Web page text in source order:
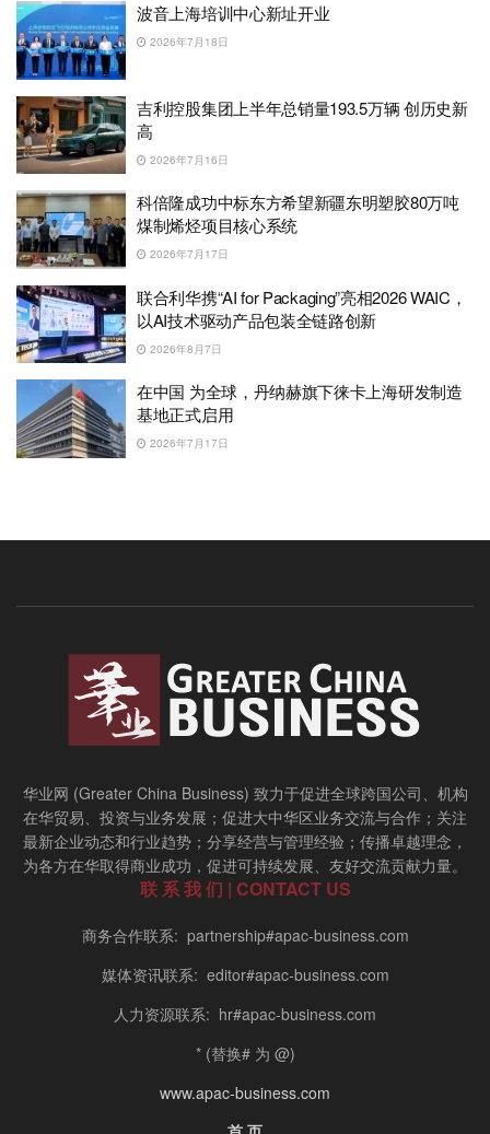
波音上海培训中心新址开业
2026年7月18日
吉利控股集团上半年总销量193.5万辆 创历史新
高
2026年7月16日
科倍隆成功中标东方希望新疆东明塑胶80万吨
煤制烯烃项目核心系统
2026年7月17日
联合利华携“AI for Packaging”亮相2026 WAIC，
以AI技术驱动产品包装全链路创新
2026年8月7日
在中国 为全球，丹纳赫旗下徕卡上海研发制造
基地正式启用
2026年7月17日
华业网 (Greater China Business) 致力于促进全球跨国公司、机构
在华贸易、投资与业务发展；促进大中华区业务交流与合作；关注
最新企业动态和行业趋势；分享经营与管理经验；传播卓越理念，
为各方在华取得商业成功，促进可持续发展、友好交流贡献力量。
联 系 我 们 | CONTACT US
商务合作联系: partnership#apac-business.com
媒体资讯联系: editor#apac-business.com
人力资源联系: hr#apac-business.com
* (替换# 为 @)
www.apac-business.com